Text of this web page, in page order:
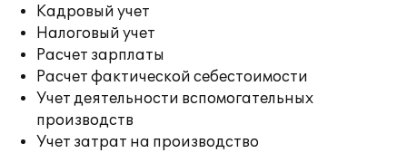
Кадровый учет
Налоговый учет
Расчет зарплаты
Расчет фактической себестоимости
Учет деятельности вспомогательных
производств
Учет затрат на производство